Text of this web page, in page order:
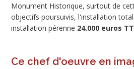
Monument Historique, surtout de
objectifs poursuivis, l'installation
installation pérenne 24.000 euros
Ce chef d'oeuvre en